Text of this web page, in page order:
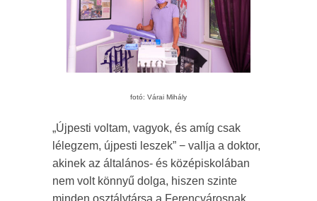
fotó: Várai Mihály
„Újpesti voltam, vagyok, és amíg csak
lélegzem, újpesti leszek” − vallja a doktor,
akinek az általános- és középiskolában
nem volt könnyű dolga, hiszen szinte
minden osztálytársa a Ferencvárosnak